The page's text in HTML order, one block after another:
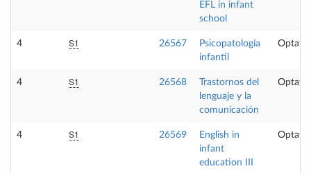
EFL in infant
school
4 S1 26567
Psicopatología
infantil
4 S1 26568
Trastornos del
lenguaje y la
comunicación
4 S1 26569
English in
infant
education III